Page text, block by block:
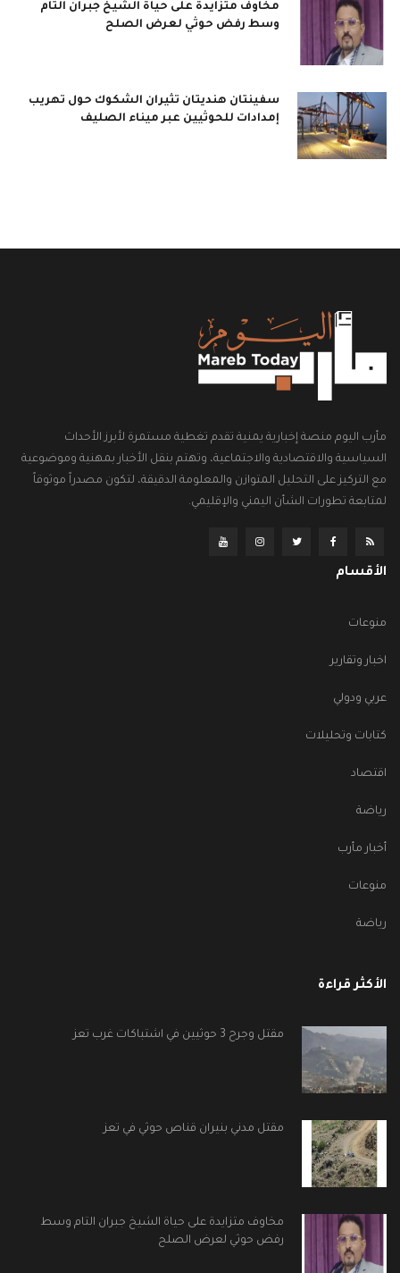
مخاوف متزايدة على حياة الشيخ جبران التام
وسط رفض حوثي لعرض الصلح
سفينتان هنديتان تثيران الشكوك حول تهريب
إمدادات للحوثيين عبر ميناء الصليف
مأرب اليوم منصة إخبارية يمنية تقدم تغطية مستمرة لأبرز الأحداث
السياسية والاقتصادية والاجتماعية، وتهتم بنقل الأخبار بمهنية وموضوعية
مع التركيز على التحليل المتوازن والمعلومة الدقيقة، لتكون مصدراً موثوقاً
لمتابعة تطورات الشأن اليمني والإقليمي.
الأقسام
منوعات
اخبار وتقارير
عربي ودولي
كتابات وتحليلات
اقتصاد
رياضة
أخبار مأرب
منوعات
رياضة
الأكثر قراءة
مقتل وجرح 3 حوثيين في اشتباكات غرب تعز
مقتل مدني بنيران قناص حوثي في تعز
مخاوف متزايدة على حياة الشيخ جبران التام وسط
رفض حوثي لعرض الصلح